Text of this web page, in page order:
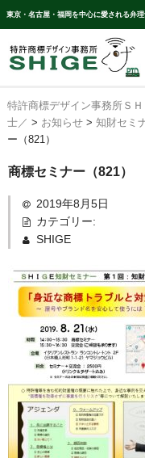
東京・名古屋・福岡を中心に愛される弁
Ｈｏｍｅ
Members
取扱業務
特許・実案セクション
商標セクション
意匠セクション
講演セクション
カスタム顧問契約
知的財産権の管理・保
アクセス
Contact
特許商標デザイン事務所Ｓ
士／ > お知らせ >知財セミ
ー（821）
商標セミナー（821）
2019年8月5日
カテゴリー:
SHIGE